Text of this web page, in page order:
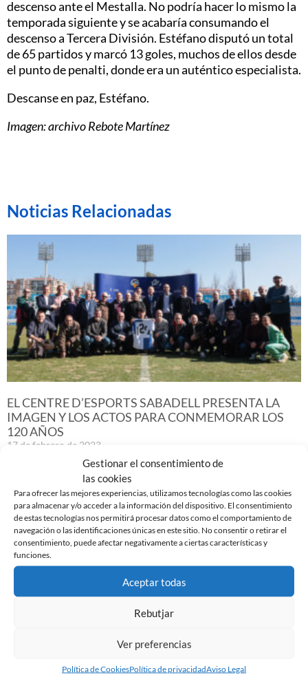
Gestionar el consentimiento de
las cookies
Para ofrecer las mejores experiencias, utilizamos tecnologías como las cookies
para almacenar y/o acceder a la información del dispositivo. El consentimiento
de estas tecnologías nos permitirá procesar datos como el comportamiento de
navegación o las identificaciones únicas en este sitio. No consentir o retirar el
consentimiento, puede afectar negativamente a ciertas características y
funciones.
Aceptar todas
Rebutjar
Ver preferencias
Política de CookiesPolítica de privacidadAviso Legal
descenso ante el Mestalla. No podría hacer lo mismo la
temporada siguiente y se acabaría consumando el
descenso a Tercera División. Estéfano disputó un total
de 65 partidos y marcó 13 goles, muchos de ellos desde
el punto de penalti, donde era un auténtico especialista.
Descanse en paz, Estéfano.
Imagen: archivo Rebote Martínez
Noticias Relacionadas
EL CENTRE D’ESPORTS SABADELL PRESENTA LA
IMAGEN Y LOS ACTOS PARA CONMEMORAR LOS
120 AÑOS
17 de febrero de 2023
HOY RECORDAMOS A… ‘PITI’ BELMONTE